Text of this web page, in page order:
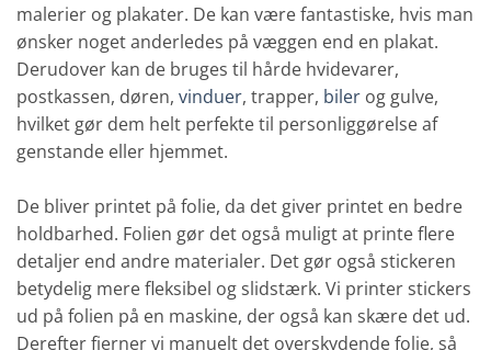
malerier og plakater. De kan være fantastiske, hvis man
ønsker noget anderledes på væggen end en plakat.
Derudover kan de bruges til hårde hvidevarer,
postkassen, døren, vinduer, trapper, biler og gulve,
hvilket gør dem helt perfekte til personliggørelse af
genstande eller hjemmet.
De bliver printet på folie, da det giver printet en bedre
holdbarhed. Folien gør det også muligt at printe flere
detaljer end andre materialer. Det gør også stickeren
betydelig mere fleksibel og slidstærk. Vi printer stickers
ud på folien på en maskine, der også kan skære det ud.
Derefter fjerner vi manuelt det overskydende folie, så